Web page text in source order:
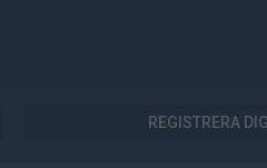
REGISTRERA DIG